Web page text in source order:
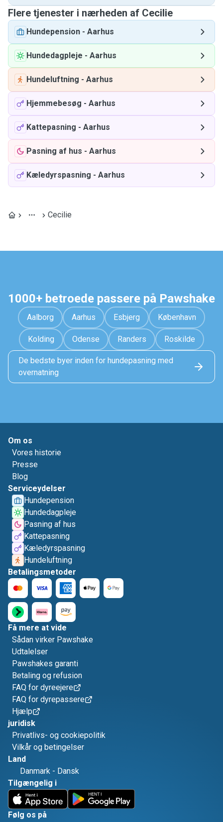
Flere tjenester i nærheden af ​​Cecilie
Hundepension - Aarhus
Hundedagpleje - Aarhus
Hundeluftning - Aarhus
Hjemmebesøg - Aarhus
Kattepasning - Aarhus
Pasning af hus - Aarhus
Kæledyrspasning - Aarhus
Cecilie
1000+ betroede passere på Pawshake
Aalborg Aarhus Esbjerg København
Kolding Odense Randers Roskilde
De bedste byer inden for hundepasning med
overnatning
Om os
Vores historie
Presse
Blog
Serviceydelser
Hundepension
Hundedagpleje
Pasning af hus
Kattepasning
Kæledyrspasning
Hundeluftning
Betalingsmetoder
Få mere at vide
Sådan virker Pawshake
Udtalelser
Pawshakes garanti
Betaling og refusion
FAQ for dyreejere
FAQ for dyrepassere
Hjælp
juridisk
Privatlivs- og cookiepolitik
Vilkår og betingelser
Land
Danmark - Dansk
Tilgængelig i
Følg os på